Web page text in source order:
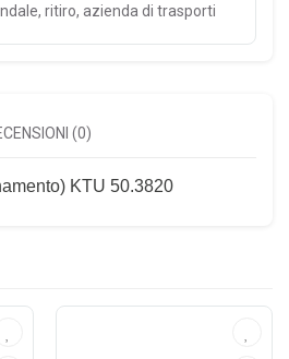
ritiro, azienda di trasporti
(0)
KTU 50.3820